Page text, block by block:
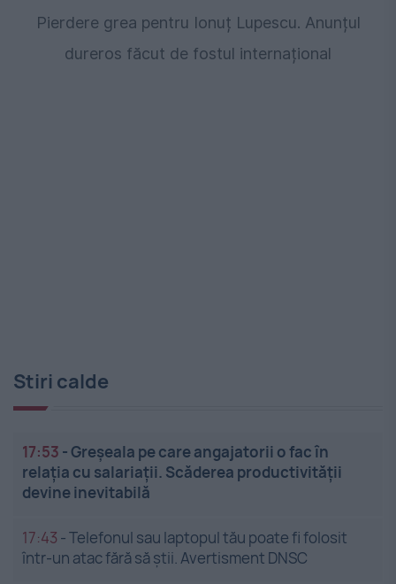
Pierdere grea pentru Ionuț Lupescu. Anunțul
dureros făcut de fostul internațional
Stiri calde
17:53 -Greșeala pe care angajatorii o fac în
relația cu salariații. Scăderea productivității
devine inevitabilă
17:43 -Telefonul sau laptopul tău poate fi folosit
într-un atac fără să știi. Avertisment DNSC